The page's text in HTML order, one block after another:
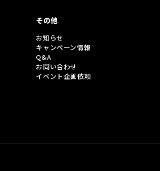
その他
お知らせ
キャンペーン情報
Q&A
お問い合わせ
イベント企画依頼